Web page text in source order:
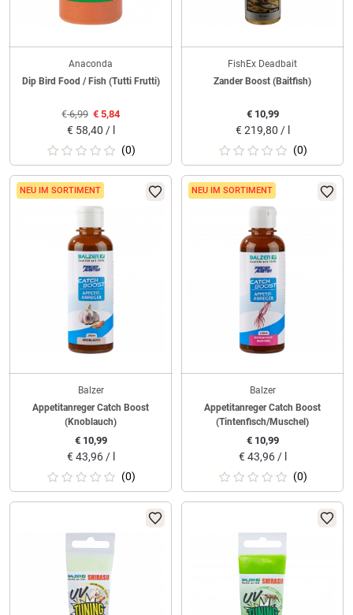
Anaconda
Dip Bird Food / Fish (Tutti Frutti)
€6,99 € 5,84
€ 58,40 / l
(0)
FishEx Deadbait
Zander Boost (Baitfish)
€10,99
€ 219,80 / l
(0)
NEU IM SORTIMENT
Balzer
Appetitanreger Catch Boost
(Knoblauch)
€10,99
€ 43,96 / l
(0)
NEU IM SORTIMENT
Balzer
Appetitanreger Catch Boost
(Tintenfisch/Muschel)
€10,99
€ 43,96 / l
(0)